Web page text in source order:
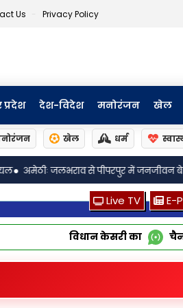
Us Privacy Policy
प्रदेश देश-विदेश मनोरंजन खेल
खेल धर्म
पीपरपुर में जनजीवन बेहाल! नाराज ग्रामीणों ने
Live TV E-
विधान केसरी का